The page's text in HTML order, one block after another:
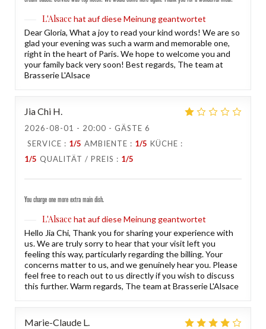
L'Alsace hat auf diese Meinung geantwortet
Dear Gloria, What a joy to read your kind words! We are so
glad your evening was such a warm and memorable one,
right in the heart of Paris. We hope to welcome you and
your family back very soon! Best regards, The team at
Brasserie L'Alsace
Jia Chi H
2026-08-01 - 20:00 - GÄSTE 6
SERVICE : 1/5 AMBIENTE : 1/5 KÜCHE :
1/5 QUALITÄT / PREIS : 1/5
You charge one more extra main dish.
L'Alsace hat auf diese Meinung geantwortet
Hello Jia Chi, Thank you for sharing your experience with
us. We are truly sorry to hear that your visit left you
feeling this way, particularly regarding the billing. Your
concerns matter to us, and we genuinely hear you. Please
feel free to reach out to us directly if you wish to discuss
this further. Warm regards, The team at Brasserie L'Alsace
Marie-Claude L